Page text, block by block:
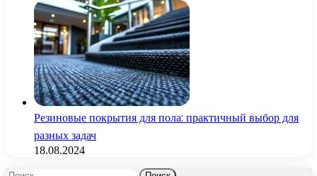
Резиновые покрытия для пола: практичный выбор для
разных задач
18.08.2024
Найти: